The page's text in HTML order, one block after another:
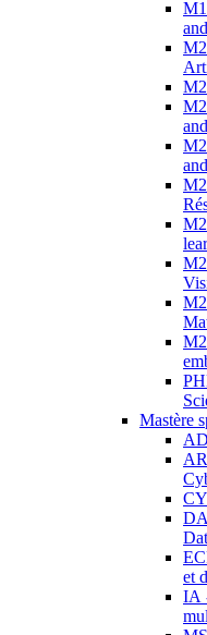
Mastère
et
IA